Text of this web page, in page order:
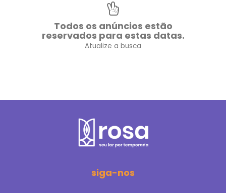
Todos os anúncios estão
reservados para estas datas.
Atualize a busca
siga-nos